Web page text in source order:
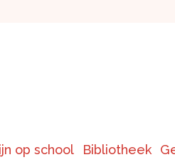
op school Bibliotheek